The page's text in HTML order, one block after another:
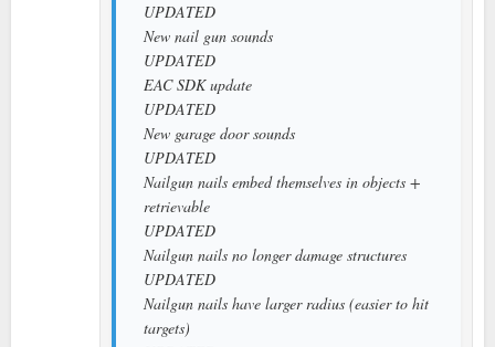
UPDATED
New nail gun sounds
UPDATED
EAC SDK update
UPDATED
New garage door sounds
UPDATED
Nailgun nails embed themselves in objects +
retrievable
UPDATED
Nailgun nails no longer damage structures
UPDATED
Nailgun nails have larger radius (easier to hit
targets)